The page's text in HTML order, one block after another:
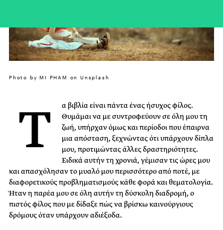
Photo by MI PHAM on Unsplash
Τ
α βιβλία είναι πάντα ένας ήσυχος φίλος.
Θυμάμαι να με συντροφεύουν σε όλη μου τη
ζωή, υπήρχαν όμως και περίοδοι που έπαιρνα
μια απόσταση, ξεχνώντας ότι υπάρχουν δίπλα
μου, προτιμώντας άλλες δραστηριότητες.
Ειδικά αυτήν τη χρονιά, γέμισαν τις ώρες μου
και απασχόλησαν το μυαλό μου περισσότερο από ποτέ, με
διαφορετικούς προβληματισμούς κάθε φορά και θεματολογία.
Ήταν η παρέα μου σε όλη αυτήν τη δύσκολη διαδρομή, ο
πιστός φίλος που με δίδαξε πώς να βρίσκω καινούργιους
δρόμους όταν υπάρχουν αδιέξοδα.